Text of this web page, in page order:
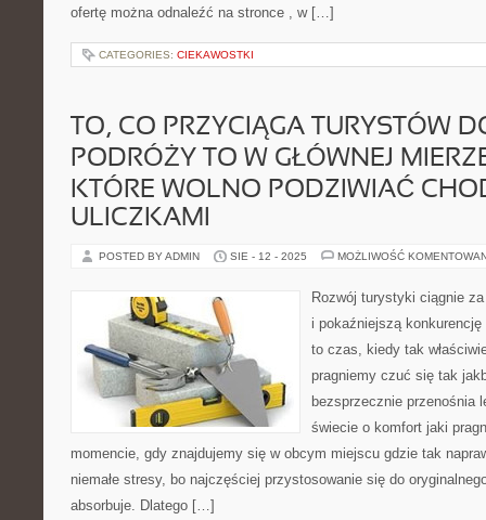
ofertę można odnaleźć na stronce , w […]
CATEGORIES: CIEKAWOSTKI
TO, CO PRZYCIĄGA TURYSTÓW
PODRÓŻY TO W GŁÓWNEJ
KTÓRE WOLNO PODZIWIAĆ
ULICZKAMI
POSTED BY ADMIN SIE - 12 - 2025 MOŻLIWOŚĆ
Rozwój turystyki ciągnie
i pokaźniejszą
to czas, kiedy tak
pragniemy czuć się tak
bezsprzecznie przenośnia
świecie o komfort jaki
momencie, gdy znajdujemy się w obcym miejscu gdzie tak
niemałe stresy, bo najczęściej przystosowanie się do
absorbuje. Dlatego […]